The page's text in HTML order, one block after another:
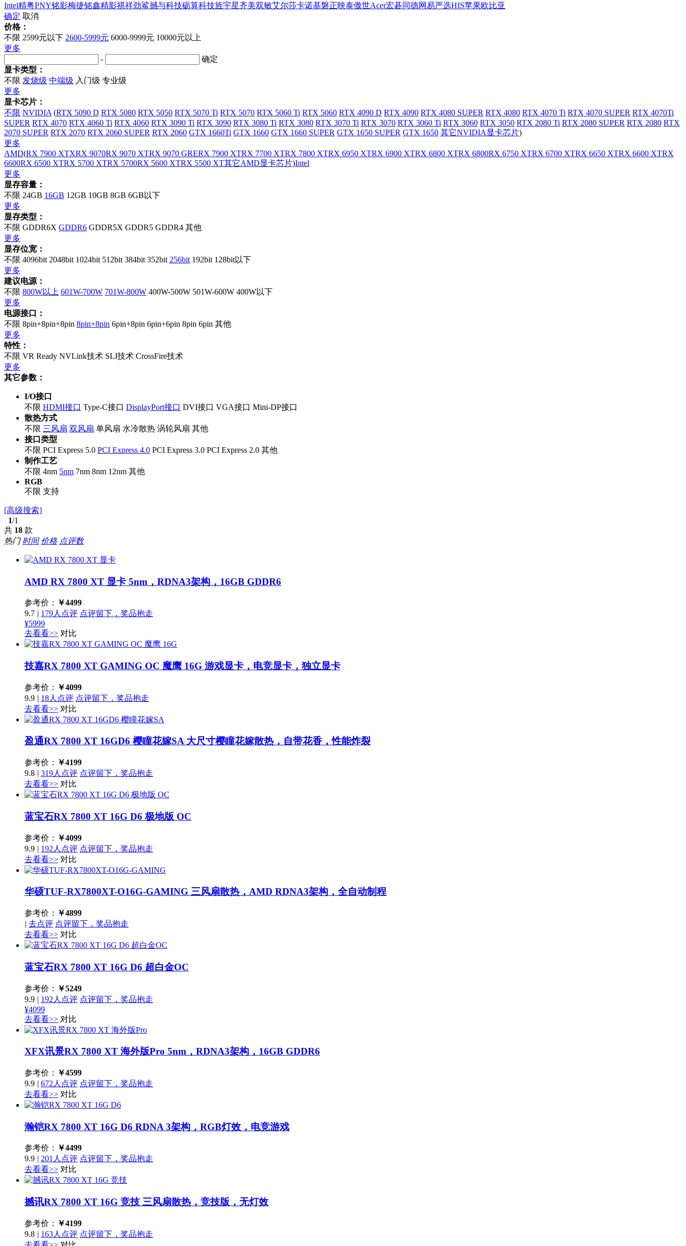
Intel精粤PNY铭影梅捷铭鑫精影祺祥劲鲨撼与科技砺算科技旌宇星齐美双敏艾尔莎卡诺基磐正映泰傲世Acer宏碁同德网易严选HIS苹果欧比亚
确定 取消
价格：
不限 2599元以下 2600-5999元 6000-9999元 10000元以上
更多
-
确定
显卡类型：
不限 发烧级 中端级 入门级 专业级
更多
显卡芯片：
不限 NVIDIA (RTX 5090 D RTX 5080 RTX 5050 RTX 5070 Ti RTX 5070 RTX 5060 Ti RTX 5060 RTX 4090 D RTX 4090 RTX 4080 SUPER RTX 4080 RTX 4070 Ti RTX 4070 SUPER RTX 4070Ti
SUPER RTX 4070 RTX 4060 Ti RTX 4060 RTX 3090 Ti RTX 3090 RTX 3080 Ti RTX 3080 RTX 3070 Ti RTX 3070 RTX 3060 Ti RTX 3060 RTX 3050 RTX 2080 Ti RTX 2080 SUPER RTX 2080 RTX
2070 SUPER RTX 2070 RTX 2060 SUPER RTX 2060 GTX 1660Ti GTX 1660 GTX 1660 SUPER GTX 1650 SUPER GTX 1650 其它NVIDIA显卡芯片)
更多
AMD(RX 7900 XTXRX 9070RX 9070 XTRX 9070 GRERX 7900 XTRX 7700 XTRX 7800 XTRX 6950 XTRX 6900 XTRX 6800 XTRX 6800RX 6750 XTRX 6700 XTRX 6650 XTRX 6600 XTRX
6600RX 6500 XTRX 5700 XTRX 5700RX 5600 XTRX 5500 XT其它AMD显卡芯片)Intel
更多
显存容量：
不限 24GB 16GB 12GB 10GB 8GB 6GB以下
更多
显存类型：
不限 GDDR6X GDDR6 GDDR5X GDDR5 GDDR4 其他
更多
显存位宽：
不限 4096bit 2048bit 1024bit 512bit 384bit 352bit 256bit 192bit 128bit以下
更多
建议电源：
不限 800W以上 601W-700W 701W-800W 400W-500W 501W-600W 400W以下
更多
电源接口：
不限 8pin+8pin+8pin 8pin+8pin 6pin+8pin 6pin+6pin 8pin 6pin 其他
更多
特性：
不限 VR Ready NVLink技术 SLI技术 CrossFire技术
更多
其它参数：
I/O接口
不限 HDMI接口 Type-C接口 DisplayPort接口 DVI接口 VGA接口 Mini-DP接口
散热方式
不限 三风扇 双风扇 单风扇 水冷散热 涡轮风扇 其他
接口类型
不限 PCI Express 5.0 PCI Express 4.0 PCI Express 3.0 PCI Express 2.0 其他
制作工艺
不限 4nm 5nm 7nm 8nm 12nm 其他
RGB
不限 支持
[高级搜索]
1/1
共 18 款
热门 时间 价格 点评数
AMD RX 7800 XT 显卡 5nm，RDNA3架构，16GB GDDR6
参考价： ￥4499
9.7 | 179人点评 点评留下，奖品抱走
¥5999
去看看>> 对比
技嘉RX 7800 XT GAMING OC 魔鹰 16G 游戏显卡，电竞显卡，独立显卡
参考价： ￥4099
9.9 | 18人点评 点评留下，奖品抱走
去看看>> 对比
盈通RX 7800 XT 16GD6 樱瞳花嫁SA 大尺寸樱瞳花嫁散热，自带花香，性能炸裂
参考价： ￥4199
9.8 | 319人点评 点评留下，奖品抱走
去看看>> 对比
蓝宝石RX 7800 XT 16G D6 极地版 OC
参考价： ￥4099
9.9 | 192人点评 点评留下，奖品抱走
去看看>> 对比
华硕TUF-RX7800XT-O16G-GAMING 三风扇散热，AMD RDNA3架构，全自动制程
参考价： ￥4899
| 去点评 点评留下，奖品抱走
去看看>> 对比
蓝宝石RX 7800 XT 16G D6 超白金OC
参考价： ￥5249
9.9 | 192人点评 点评留下，奖品抱走
¥4099
去看看>> 对比
XFX讯景RX 7800 XT 海外版Pro 5nm，RDNA3架构，16GB GDDR6
参考价： ￥4599
9.9 | 672人点评 点评留下，奖品抱走
去看看>> 对比
瀚铠RX 7800 XT 16G D6 RDNA 3架构，RGB灯效，电竞游戏
参考价： ￥4499
9.9 | 201人点评 点评留下，奖品抱走
去看看>> 对比
撼讯RX 7800 XT 16G 竞技 三风扇散热，竞技版，无灯效
参考价： ￥4199
9.8 | 163人点评 点评留下，奖品抱走